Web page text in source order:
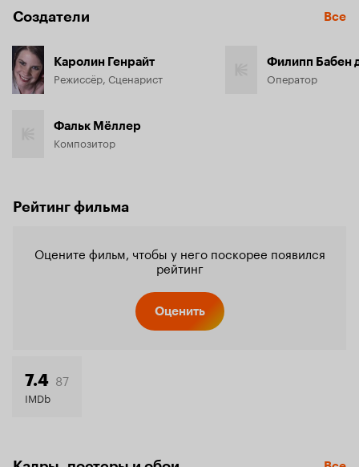
Создатели Все
Каролин Генрайт
Режиссёр, Сценарист
Фальк Мёллер
Композитор
Филипп Бабен
Оператор
Рейтинг фильма
Оцените фильм, чтобы у него поскорее появился
рейтинг
Оценить
7.4 87
IMDb